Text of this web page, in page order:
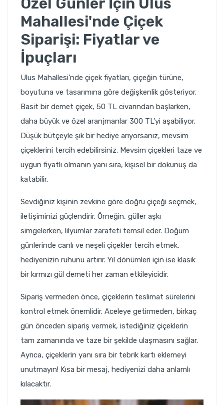
Mahallesi'nde Çiçek
Siparişi: Fiyatlar ve
İpuçları
Ulus Mahallesi’nde çiçek fiyatları, çiçeğin türüne,
boyutuna ve tasarımına göre değişkenlik gösteriyor.
Basit bir demet çiçek, 50 TL civarından başlarken,
daha büyük ve özel aranjmanlar 300 TL'yi aşabiliyor.
Düşük bütçeyle şık bir hediye arıyorsanız, mevsim
çiçeklerini tercih edebilirsiniz. Mevsim çiçekleri taze ve
uygun fiyatlı olmanın yanı sıra, kişisel bir dokunuş da
katabilir.
Sevdiğiniz kişinin zevkine göre doğru çiçeği seçmek,
iletişiminizi güçlendirir. Örneğin, güller aşkı
simgelerken, lilyumlar zarafeti temsil eder. Doğum
günlerinde canlı ve neşeli çiçekler tercih etmek,
hediyenizin ruhunu artırır. Yıl dönümleri için ise klasik
bir kırmızı gül demeti her zaman etkileyicidir.
Sipariş vermeden önce, çiçeklerin teslimat sürelerini
kontrol etmek önemlidir. Aceleye getirmeden, birkaç
gün önceden sipariş vermek, istediğiniz çiçeklerin
tam zamanında ve taze bir şekilde ulaşmasını sağlar.
Ayrıca, çiçeklerin yanı sıra bir tebrik kartı eklemeyi
unutmayın! Kısa bir mesaj, hediyenizi daha anlamlı
kılacaktır.